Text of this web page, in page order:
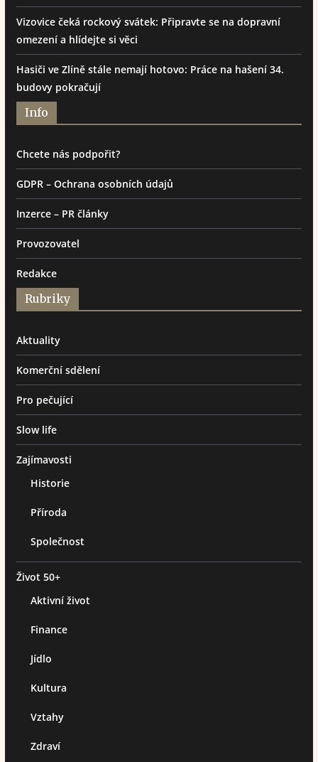
Vizovice čeká rockový svátek: Připravte se na dopravní
omezení a hlídejte si věci
Hasiči ve Zlíně stále nemají hotovo: Práce na hašení 34.
budovy pokračují
Info
Chcete nás podpořit?
GDPR – Ochrana osobních údajů
Inzerce – PR články
Provozovatel
Redakce
Rubriky
Aktuality
Komerční sdělení
Pro pečující
Slow life
Zajímavosti
Historie
Příroda
Společnost
Život 50+
Aktivní život
Finance
Jídlo
Kultura
Vztahy
Zdraví